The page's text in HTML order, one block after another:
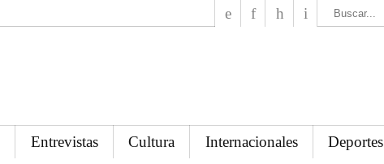
Entrevistas Cultura Internacionales
Deportes